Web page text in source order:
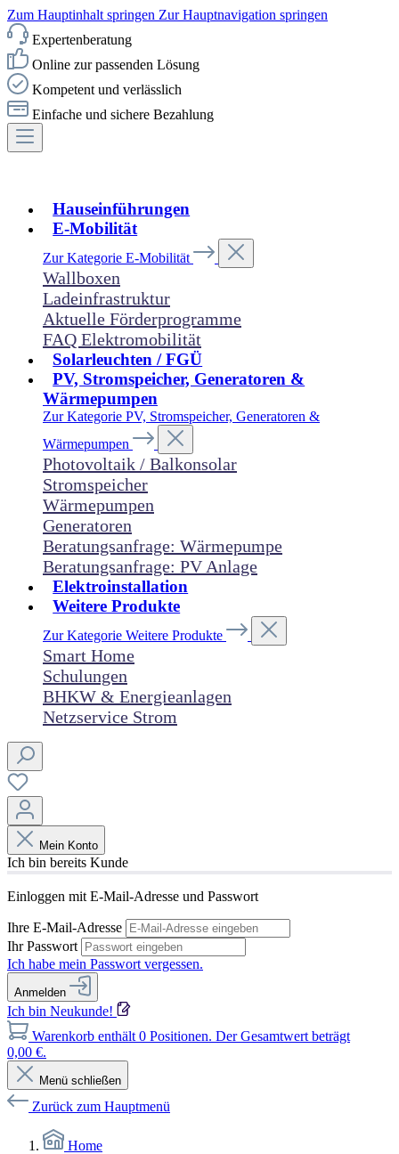
Zum Hauptinhalt springen Zur Hauptnavigation springen
Expertenberatung
Online zur passenden Lösung
Kompetent und verlässlich
Einfache und sichere Bezahlung
Hauseinführungen
E-Mobilität
Zur Kategorie E-Mobilität
Wallboxen
Ladeinfrastruktur
Aktuelle Förderprogramme
FAQ Elektromobilität
Solarleuchten / FGÜ
PV, Stromspeicher, Generatoren &
Wärmepumpen
Zur Kategorie PV, Stromspeicher, Generatoren &
Wärmepumpen
Photovoltaik / Balkonsolar
Stromspeicher
Wärmepumpen
Generatoren
Beratungsanfrage: Wärmepumpe
Beratungsanfrage: PV Anlage
Elektroinstallation
Weitere Produkte
Zur Kategorie Weitere Produkte
Smart Home
Schulungen
BHKW & Energieanlagen
Netzservice Strom
Mein Konto
Ich bin bereits Kunde
Einloggen mit E-Mail-Adresse und Passwort
Ihre E-Mail-Adresse
Ihr Passwort
Ich habe mein Passwort vergessen.
Anmelden
Ich bin Neukunde!
Warenkorb enthält 0 Positionen. Der Gesamtwert beträgt
0,00 €.
Menü schließen
Zurück zum Hauptmenü
Home